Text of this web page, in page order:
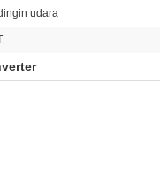
udara